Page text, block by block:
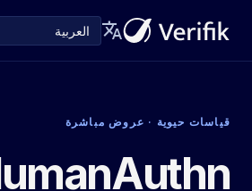
اللغة
translate
قياسات حيوية · عروض مباشرة